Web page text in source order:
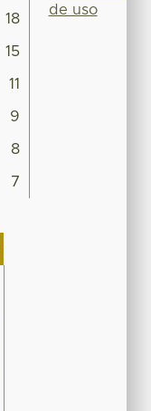
18
15
11
9
8
7
de uso